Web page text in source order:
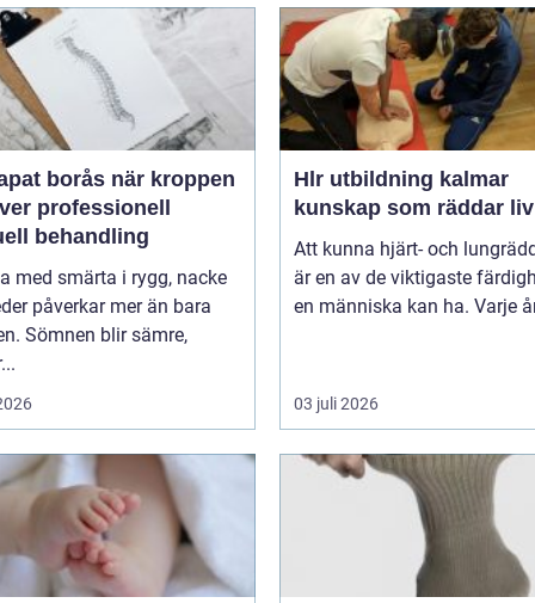
när kroppen
professionell
behandling
med smärta i rygg, nacke
påverkar mer än bara
Sömnen blir sämre,
Hlr utbildning kalmar
kunskap som räddar liv
Att kunna hjärt- och
är en av de viktigaste
en människa kan ha. Varje
03 juli 2026